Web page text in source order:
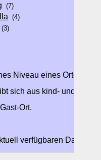
(7)
(4)
(3)
Niveau eines Ortes
sich aus kind- und
Ort.
verfügbaren Daten